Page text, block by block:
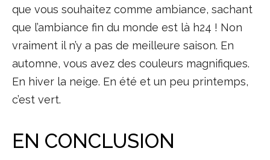
que vous souhaitez comme ambiance, sachant
que l’ambiance fin du monde est là h24 ! Non
vraiment il n’y a pas de meilleure saison. En
automne, vous avez des couleurs magnifiques.
En hiver la neige. En été et un peu printemps,
c’est vert.
EN CONCLUSION